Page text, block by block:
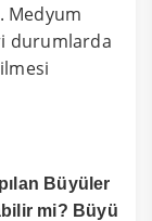
Medyum
durumlarda
Büyüler
mi? Büyü